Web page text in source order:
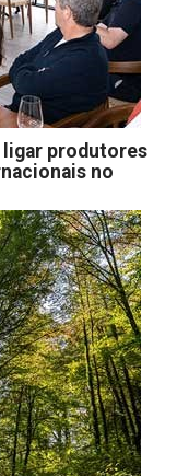
ligar produtores
no